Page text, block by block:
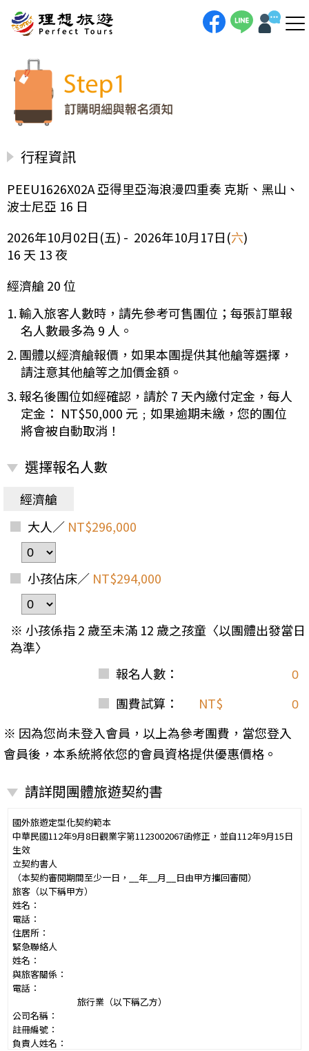
行程資訊
PEEU1626X02A 亞得里亞海浪漫四重奏 克斯、黑山、
波士尼亞 16 日
2026年10月02日(五) - 2026年10月17日(六)
16 天 13 夜
經濟艙 20 位
1. 輸入旅客人數時，請先參考可售團位；每張訂單報
名人數最多為 9 人。
2. 團體以經濟艙報價，如果本團提供其他艙等選擇，
請注意其他艙等之加價金額。
3. 報名後團位如經確認，請於 7 天內繳付定金，每人
定金： NT$50,000 元﹔如果逾期未繳，您的團位
將會被自動取消！
選擇報名人數
經濟艙
大人／ NT$296,000
小孩佔床／ NT$294,000
※ 小孩係指 2 歲至未滿 12 歲之孩童〈以團體出發當日
為準〉
報名人數：
團費試算：
NT$
※ 因為您尚未登入會員，以上為參考團費，當您登入
會員後，本系統將依您的會員資格提供優惠價格。
請詳閱團體旅遊契約書
國外旅遊定型化契約範本
中華民國112年9月8日觀業字第1123002067函修正，並自112年9月15日
生效
立契約書人
（本契約審閱期間至少一日，__年__月__日由甲方攜回審閱）
旅客（以下稱甲方）
姓名：
電話：
住居所：
緊急聯絡人
姓名：
與旅客關係：
電話：
旅行業（以下稱乙方）
公司名稱：
註冊編號：
負責人姓名：